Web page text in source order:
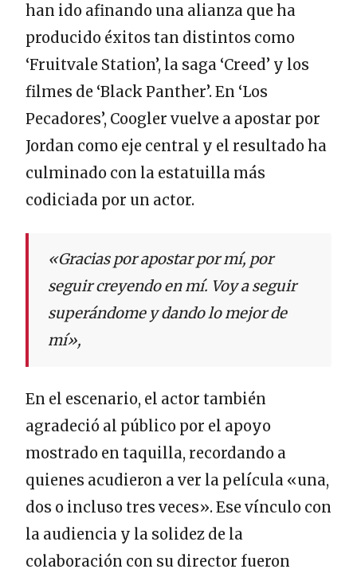
han ido afinando una alianza que ha
producido éxitos tan distintos como
‘Fruitvale Station’, la saga ‘Creed’ y los
filmes de ‘Black Panther’. En ‘Los
Pecadores’, Coogler vuelve a apostar por
Jordan como eje central y el resultado ha
culminado con la estatuilla más
codiciada por un actor.
«Gracias por apostar por mí, por
seguir creyendo en mí. Voy a seguir
superándome y dando lo mejor de
mí»,
En el escenario, el actor también
agradeció al público por el apoyo
mostrado en taquilla, recordando a
quienes acudieron a ver la película «una,
dos o incluso tres veces». Ese vínculo con
la audiencia y la solidez de la
colaboración con su director fueron